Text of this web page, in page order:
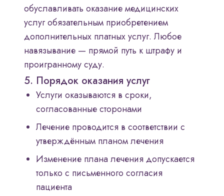
обуславливать оказание медицинских
услуг обязательным приобретением
дополнительных платных услуг. Любое
навязывание — прямой путь к штрафу и
проигранному суду.
5. Порядок оказания услуг
Услуги оказываются в сроки,
согласованные сторонами
Лечение проводится в соответствии с
утверждённым планом лечения
Изменение плана лечения допускается
только с письменного согласия
пациента